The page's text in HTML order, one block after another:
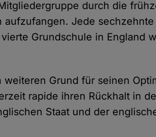
durch die
aufzufangen. Jede sechzehnte
Grundschule in England
Grund für seinen
rapide ihren Rückhalt in
Staat und der